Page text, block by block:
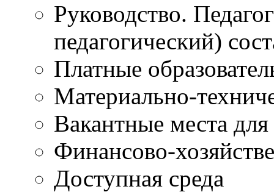
Руководство.
педагогический)
Платные
Материально-
Вакантные места
Финансово-
Доступная среда